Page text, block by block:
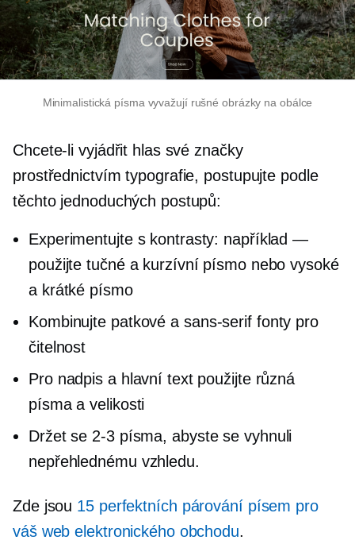
Minimalistická písma vyvažují rušné obrázky na obálce
Chcete-li vyjádřit hlas své značky
prostřednictvím typografie, postupujte podle
těchto jednoduchých postupů:
Experimentujte s kontrasty: například —
použijte tučné a kurzívní písmo nebo vysoké
a krátké písmo
Kombinujte patkové a sans-seriffonty pro
čitelnost
Pro nadpis a hlavní text použijte různá
písma a velikosti
Držet se 2-3písma, abyste se vyhnuli
nepřehlednému vzhledu.
Zde jsou 15 perfektních párování písem pro
váš web elektronického obchodu.